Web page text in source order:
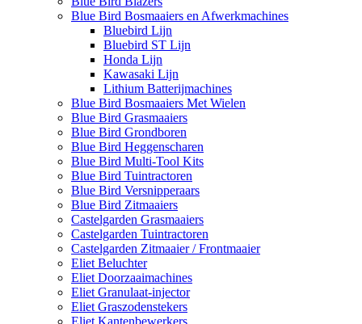
Blue Bird Bosmaaiers en Afwerkmachines
Bluebird Lijn
Bluebird ST Lijn
Honda Lijn
Kawasaki Lijn
Lithium Batterijmachines
Blue Bird Bosmaaiers Met Wielen
Blue Bird Grasmaaiers
Blue Bird Grondboren
Blue Bird Heggenscharen
Blue Bird Multi-Tool Kits
Blue Bird Tuintractoren
Blue Bird Versnipperaars
Blue Bird Zitmaaiers
Castelgarden Grasmaaiers
Castelgarden Tuintractoren
Castelgarden Zitmaaier / Frontmaaier
Eliet Beluchter
Eliet Doorzaaimachines
Eliet Granulaat-injector
Eliet Graszodenstekers
Eliet Kantenbewerkers